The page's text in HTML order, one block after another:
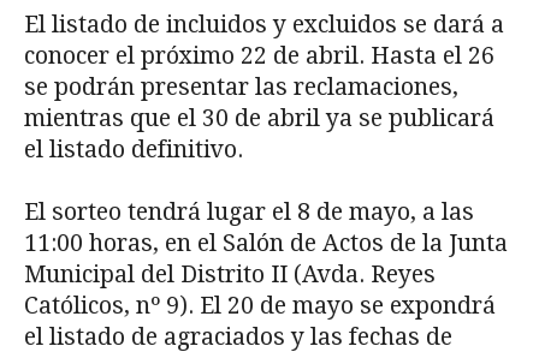
El listado de incluidos y excluidos se dará a
conocer el próximo 22 de abril. Hasta el 26
se podrán presentar las reclamaciones,
mientras que el 30 de abril ya se publicará
el listado definitivo.
El sorteo tendrá lugar el 8 de mayo, a las
11:00 horas, en el Salón de Actos de la Junta
Municipal del Distrito II (Avda. Reyes
Católicos, nº 9). El 20 de mayo se expondrá
el listado de agraciados y las fechas de